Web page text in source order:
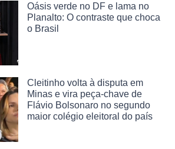
Oásis verde no DF e lama no
Planalto: O contraste que choca
o Brasil
Cleitinho volta à disputa em
Minas e vira peça-chave de
Flávio Bolsonaro no segundo
maior colégio eleitoral do país